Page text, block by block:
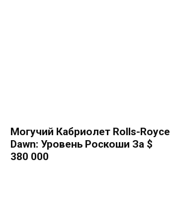
Могучий Кабриолет Rolls-Royce
Dawn: Уровень Роскоши За $
380 000